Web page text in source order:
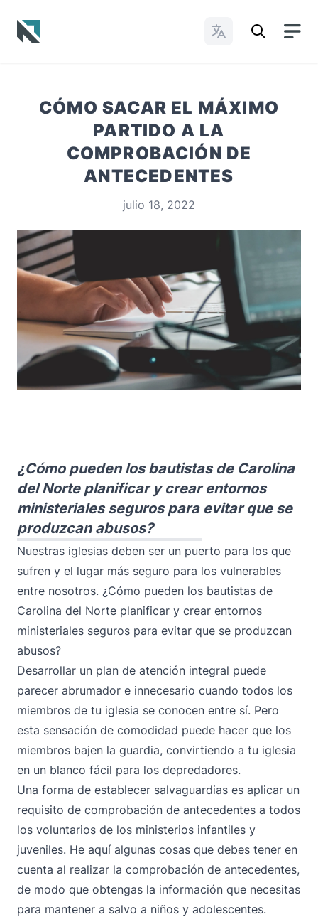
Cambiar idioma
CÓMO SACAR EL MÁXIMO
PARTIDO A LA
COMPROBACIÓN DE
ANTECEDENTES
julio 18, 2022
¿Cómo pueden los bautistas de Carolina
del Norte planificar y crear entornos
ministeriales seguros para evitar que se
produzcan abusos?
Nuestras iglesias deben ser un puerto para los que
sufren y el lugar más seguro para los vulnerables
entre nosotros. ¿Cómo pueden los bautistas de
Carolina del Norte planificar y crear entornos
ministeriales seguros para evitar que se produzcan
abusos?
Desarrollar un plan de atención integral puede
parecer abrumador e innecesario cuando todos los
miembros de tu iglesia se conocen entre sí. Pero
esta sensación de comodidad puede hacer que los
miembros bajen la guardia, convirtiendo a tu iglesia
en un blanco fácil para los depredadores.
Una forma de establecer salvaguardias es aplicar un
requisito de comprobación de antecedentes a todos
los voluntarios de los ministerios infantiles y
juveniles. He aquí algunas cosas que debes tener en
cuenta al realizar la comprobación de antecedentes,
de modo que obtengas la información que necesitas
para mantener a salvo a niños y adolescentes.